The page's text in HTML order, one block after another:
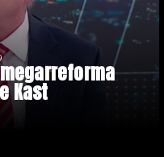
Kast